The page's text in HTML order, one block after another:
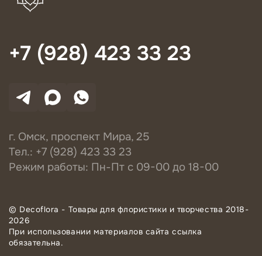
+7 (928) 423 33 23
г. Омск, проспект Мира, 25
Тел.: +7 (928) 423 33 23
Режим работы: Пн-Пт с 09-00 до 18-00
© Decoflora - Товары для флористики и творчества 2018-
2026
При использовании материалов сайта ссылка
обязательна.